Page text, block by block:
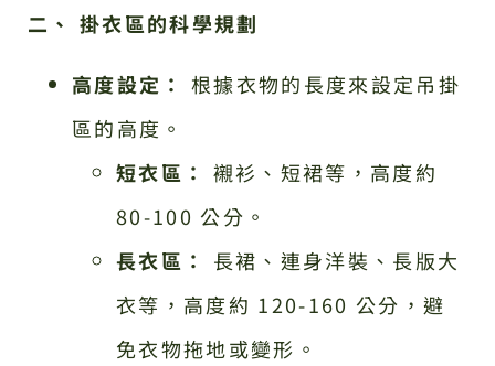
二、 掛衣區的科學規劃
高度設定：
根據衣物的長度來設定吊掛
區的高度。
短衣區：
襯衫、短裙等，高度約
80-100 公分。
長衣區：
長裙、連身洋裝、長版大
衣等，高度約 120-160 公分，避
免衣物拖地或變形。